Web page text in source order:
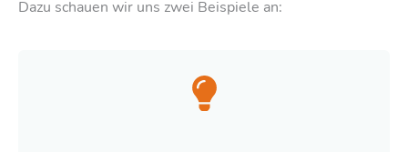
Dazu schauen wir uns zwei Beispiele an: